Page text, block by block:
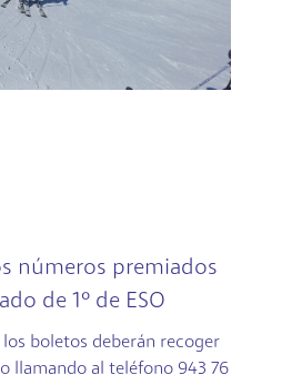
números premiados
de 1º de ESO
boletos deberán recoger
llamando al teléfono 943 76